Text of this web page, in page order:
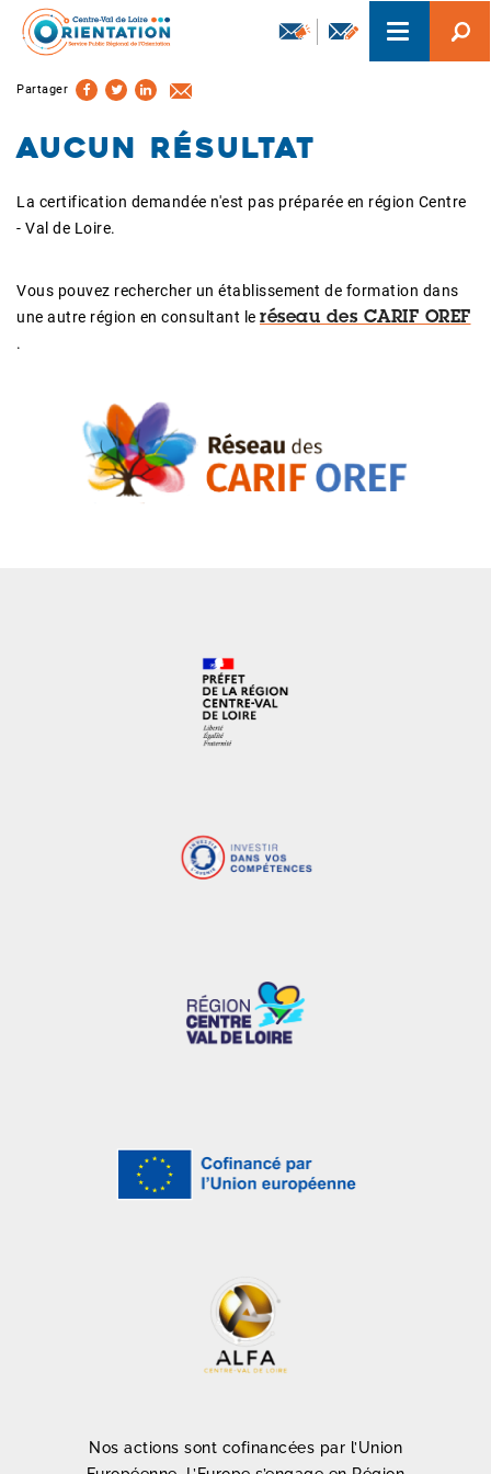
Aller
contenu
principal
Toggle
navigation
Partager
Aucun résultat
La certification demandée n'est pas préparée en région Centre
- Val de Loire.
Vous pouvez rechercher un établissement de formation dans
une autre région en consultant le réseau des CARIF OREF
.
Nos actions sont cofinancées par l’Union